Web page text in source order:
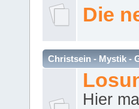
Die
Christsein - Mystik -
Hier